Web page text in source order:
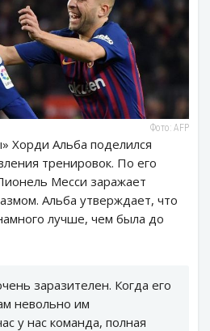
Фото: AFP
Хорди Альба поделился
тренировок. По его
Месси заражает
Альба утверждает, что
лучше, чем была до
заразителен. Когда его
невольно им
у нас команда, полная